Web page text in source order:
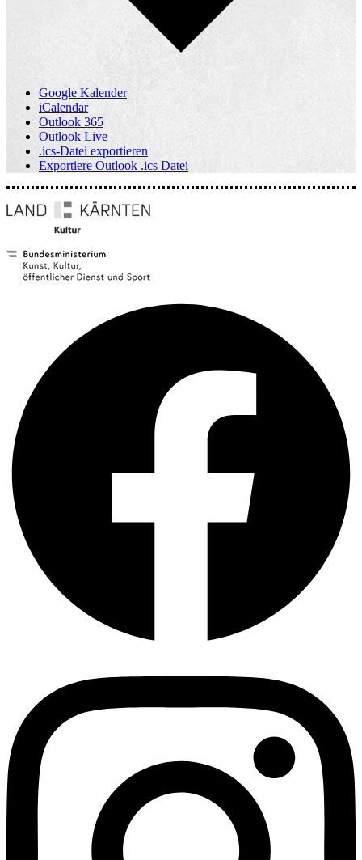
Google Kalender
iCalendar
Outlook 365
Outlook Live
.ics-Datei exportieren
Exportiere Outlook .ics Datei